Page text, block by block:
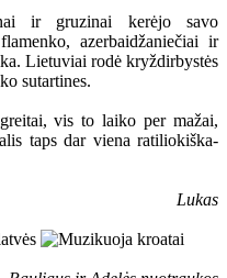
ir gruzinai kerėjo savo
azerbaidžaniečiai ir
Lietuviai rodė kryždirbystės
sutartines.
vis to laiko per mažai,
taps dar viena ratiliokiška-
Lukas